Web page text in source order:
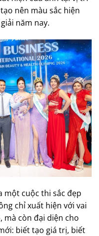
nên màu sắc hiện
năm nay.
một cuộc thi sắc đẹp
chỉ xuất hiện với vai
mà còn đại diện cho
biết tạo giá trị, biết